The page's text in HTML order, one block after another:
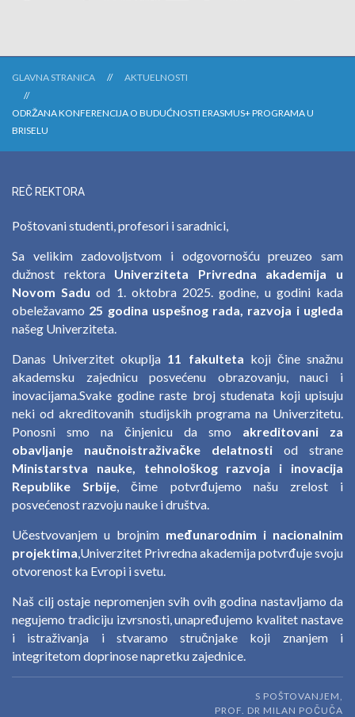
GLAVNA STRANICA AKTUELNOSTI
ODRŽANA KONFERENCIJA O BUDUĆNOSTI ERASMUS+ PROGRAMA U
BRISELU
REČ REKTORA
Poštovani studenti, profesori i saradnici,
Sa velikim zadovoljstvom i odgovornošću preuzeo sam
dužnost rektora Univerziteta Privredna akademija u
Novom Sadu od 1. oktobra 2025. godine, u godini kada
obeležavamo 25 godina uspešnog rada, razvoja i ugleda
našeg Univerziteta.
Danas Univerzitet okuplja 11 fakulteta koji čine snažnu
akademsku zajednicu posvećenu obrazovanju, nauci i
inovacijama.Svake godine raste broj studenata koji upisuju
neki od akreditovanih studijskih programa na Univerzitetu.
Ponosni smo na činjenicu da smo akreditovani za
obavljanje naučnoistraživačke delatnosti od strane
Ministarstva nauke, tehnološkog razvoja i inovacija
Republike Srbije, čime potvrđujemo našu zrelost i
posvećenost razvoju nauke i društva.
Učestvovanjem u brojnim međunarodnim i nacionalnim
projektima,Univerzitet Privredna akademija potvrđuje svoju
otvorenost ka Evropi i svetu.
Naš cilj ostaje nepromenjen svih ovih godina nastavljamo da
negujemo tradiciju izvrsnosti, unapređujemo kvalitet nastave
i istraživanja i stvaramo stručnjake koji znanjem i
integritetom doprinose napretku zajednice.
S POŠTOVANJEM,
PROF. DR MILAN POČUČA